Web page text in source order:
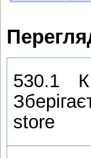
530.1 К
store